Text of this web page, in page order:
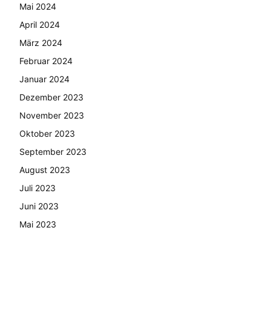
Mai 2024
April 2024
März 2024
Februar 2024
Januar 2024
Dezember 2023
November 2023
Oktober 2023
September 2023
August 2023
Juli 2023
Juni 2023
Mai 2023